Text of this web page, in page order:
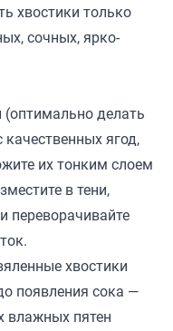
хвостики только
сочных, ярко-
(оптимально делать
ягод,
их тонким слоем
в тени,
переворачивайте
хвостики
появления сока —
влажных пятен